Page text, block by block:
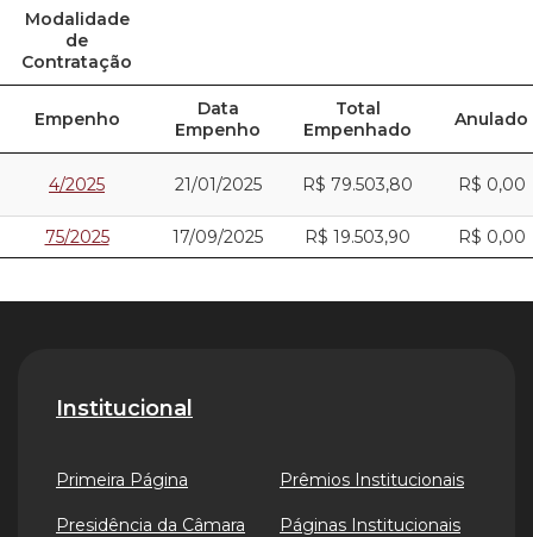
Modalidade
de
Contratação
Empenho
Data
Empenho
Total
Empenhado
Anulado
4/2025 21/01/2025 R$ 79.503,80 R$ 0,00
75/2025 17/09/2025 R$ 19.503,90 R$ 0,00
Institucional
Primeira Página
Presidência da Câmara
Prêmios Institucionais
Páginas Institucionais